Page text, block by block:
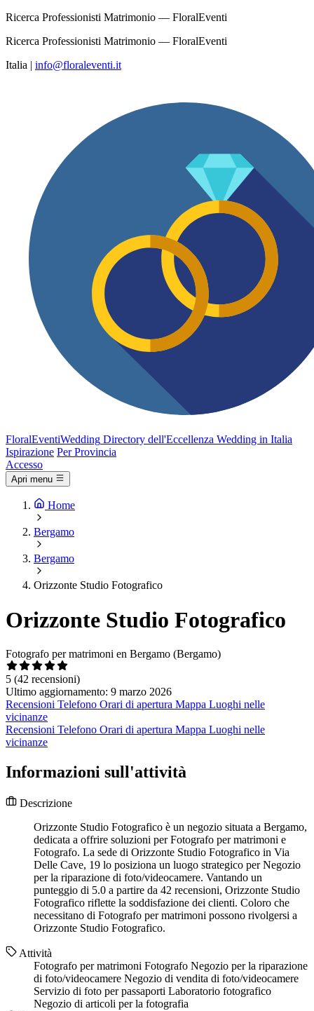
Ricerca Professionisti Matrimonio — FloralEventi
Ricerca Professionisti Matrimonio — FloralEventi
Italia | info@floraleventi.it
FloralEventiWedding Directory dell'Eccellenza Wedding in Italia
Ispirazione Per Provincia
Accesso
Apri menu
Home
Bergamo
Bergamo
Orizzonte Studio Fotografico
Orizzonte Studio Fotografico
Fotografo per matrimoni en Bergamo (Bergamo)
5 (42 recensioni)
Ultimo aggiornamento: 9 marzo 2026
Recensioni Telefono Orari di apertura Mappa Luoghi nelle
vicinanze
Recensioni Telefono Orari di apertura Mappa Luoghi nelle
vicinanze
Informazioni sull'attività
Descrizione
Orizzonte Studio Fotografico è un negozio situata a Bergamo,
dedicata a offrire soluzioni per Fotografo per matrimoni e
Fotografo. La sede di Orizzonte Studio Fotografico in Via
Delle Cave, 19 lo posiziona un luogo strategico per Negozio
per la riparazione di foto/videocamere. Vantando un
punteggio di 5.0 a partire da 42 recensioni, Orizzonte Studio
Fotografico riflette la soddisfazione dei clienti. Coloro che
necessitano di Fotografo per matrimoni possono rivolgersi a
Orizzonte Studio Fotografico.
Attività
Fotografo per matrimoni Fotografo Negozio per la riparazione
di foto/videocamere Negozio di vendita di foto/videocamere
Servizio di foto per passaporti Laboratorio fotografico
Negozio di articoli per la fotografia